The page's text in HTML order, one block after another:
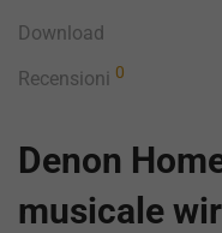
Download
Recensioni 0
Denon
musicale